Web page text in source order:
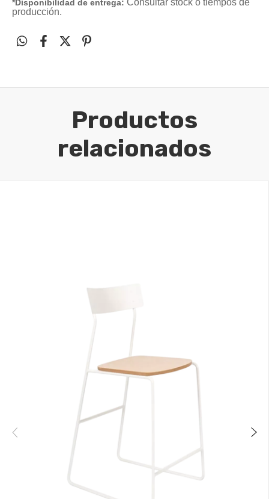
*Disponibilidad de entrega: Consultar stock o tiempos de
producción.
Productos
relacionados